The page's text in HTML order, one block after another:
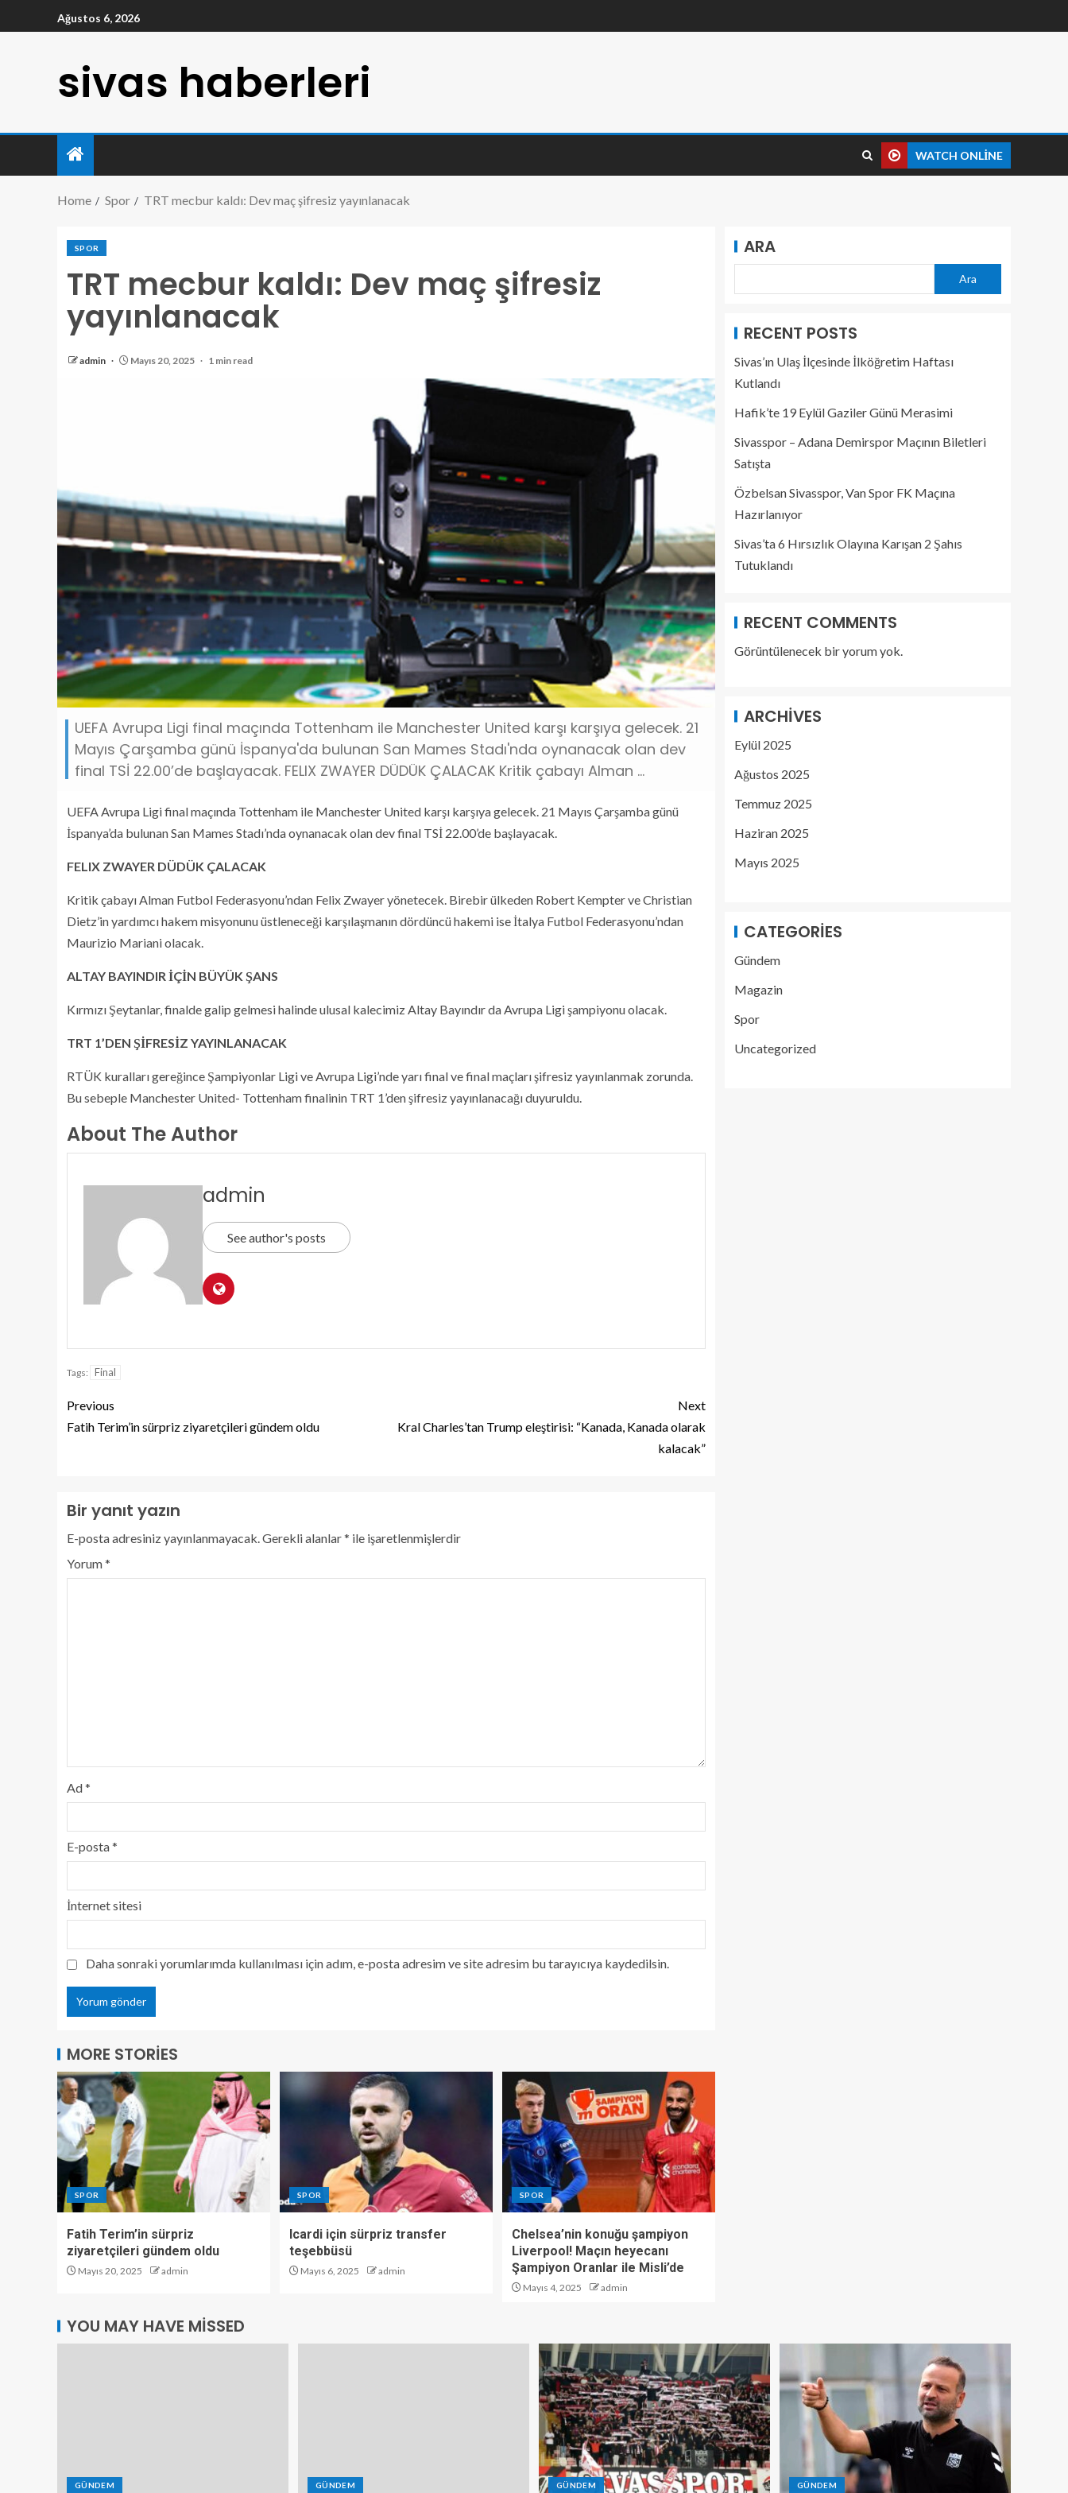
Ağustos 6, 2026
sivas haberleri
WATCH ONLINE
Home Spor TRT mecbur kaldı: Dev maç şifresiz yayınlanacak
SPOR
TRT mecbur kaldı: Dev maç şifresiz
yayınlanacak
admin Mayıs 20, 2025 1 min read
UEFA Avrupa Ligi final maçında Tottenham ile Manchester United karşı karşıya gelecek. 21
Mayıs Çarşamba günü İspanya'da bulunan San Mames Stadı'nda oynanacak olan dev
final TSİ 22.00’de başlayacak. FELIX ZWAYER DÜDÜK ÇALACAK Kritik çabayı Alman ...
UEFA Avrupa Ligi final maçında Tottenham ile Manchester United karşı karşıya gelecek. 21 Mayıs Çarşamba günü
İspanya’da bulunan San Mames Stadı’nda oynanacak olan dev final TSİ 22.00’de başlayacak.
FELIX ZWAYER DÜDÜK ÇALACAK
Kritik çabayı Alman Futbol Federasyonu’ndan Felix Zwayer yönetecek. Birebir ülkeden Robert Kempter ve Christian
Dietz’in yardımcı hakem misyonunu üstleneceği karşılaşmanın dördüncü hakemi ise İtalya Futbol Federasyonu’ndan
Maurizio Mariani olacak.
ALTAY BAYINDIR İÇİN BÜYÜK ŞANS
Kırmızı Şeytanlar, finalde galip gelmesi halinde ulusal kalecimiz Altay Bayındır da Avrupa Ligi şampiyonu olacak.
TRT 1’DEN ŞİFRESİZ YAYINLANACAK
RTÜK kuralları gereğince Şampiyonlar Ligi ve Avrupa Ligi’nde yarı final ve final maçları şifresiz yayınlanmak zorunda.
Bu sebeple Manchester United- Tottenham finalinin TRT 1’den şifresiz yayınlanacağı duyuruldu.
About The Author
admin
See author's posts
Tags: Final
Previous
Fatih Terim’in sürpriz ziyaretçileri gündem oldu
Next
Kral Charles’tan Trump eleştirisi: “Kanada, Kanada olarak
kalacak”
Bir yanıt yazın
E-posta adresiniz yayınlanmayacak.Gerekli alanlar* ile işaretlenmişlerdir
Yorum*
Ad*
E-posta*
İnternet sitesi
Daha sonraki yorumlarımda kullanılması için adım, e-posta adresim ve site adresim bu tarayıcıya kaydedilsin.
MORE STORIES
SPOR
Fatih Terim’in sürpriz
ziyaretçileri gündem oldu
Mayıs 20, 2025 admin
SPOR
Icardi için sürpriz transfer
teşebbüsü
Mayıs 6, 2025 admin
SPOR
Chelsea’nin konuğu şampiyon
Liverpool! Maçın heyecanı
Şampiyon Oranlar ile Misli’de
Mayıs 4, 2025 admin
ARA
Ara
RECENT POSTS
Sivas’ın Ulaş İlçesinde İlköğretim Haftası
Kutlandı
Hafik’te 19 Eylül Gaziler Günü Merasimi
Sivasspor – Adana Demirspor Maçının Biletleri
Satışta
Özbelsan Sivasspor, Van Spor FK Maçına
Hazırlanıyor
Sivas’ta 6 Hırsızlık Olayına Karışan 2 Şahıs
Tutuklandı
RECENT COMMENTS
Görüntülenecek bir yorum yok.
ARCHIVES
Eylül 2025
Ağustos 2025
Temmuz 2025
Haziran 2025
Mayıs 2025
CATEGORIES
Gündem
Magazin
Spor
Uncategorized
YOU MAY HAVE MISSED
GÜNDEM GÜNDEM GÜNDEM GÜNDEM